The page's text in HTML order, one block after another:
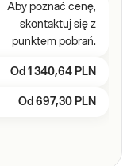
Aby poznać cenę,
skontaktuj się z
punktem pobrań.
Od 1 340,64 PLN
Od 697,30 PLN